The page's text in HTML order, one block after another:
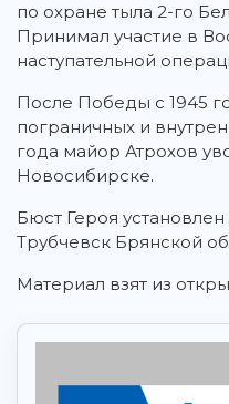
по охране тыла 2-го
Принимал участие в
наступательной
После Победы с 1945
пограничных и
года майор Атрохов
Новосибирске.
Бюст Героя
Трубчевск Брянской
Материал взят из